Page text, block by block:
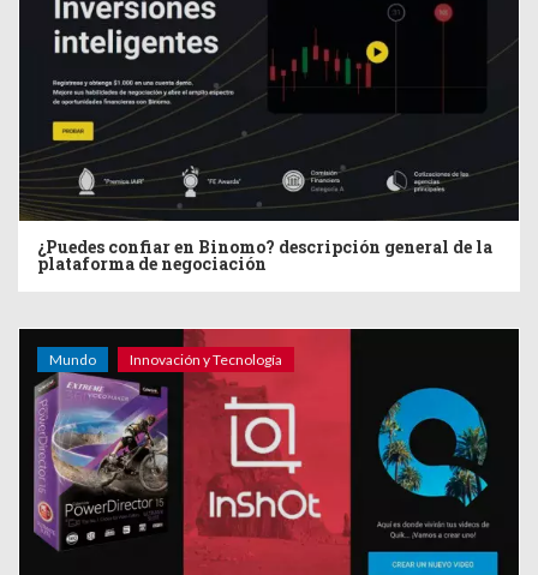
¿Puedes confiar en Binomo? descripción general de la
plataforma de negociación
Mundo Innovación y Tecnología